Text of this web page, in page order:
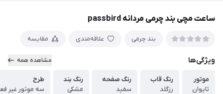
ساعت مچی بند چرمی مردانه passbird
بند چرمی علاقه‌مندی مقایسه
ویژگی‌ها مشاهده همه
موتور
تایوان
رنگ قاب
رزگلد
رنگ صفحه
سفید
رنگ بند
مشکی
طرح
سه موتور غیر